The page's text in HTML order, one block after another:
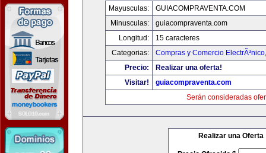
Mayusculas:
GUIACOMPRAVENTA.COM
Minusculas:
guiacompraventa.com
Longitud:
15 caracteres
Categorias:
Compras y Comercio ElectrÃ³nico
Precio:
Realizar una oferta!
Visitar!
guiacompraventa.com
Serán consideradas
Realizar una Oferta